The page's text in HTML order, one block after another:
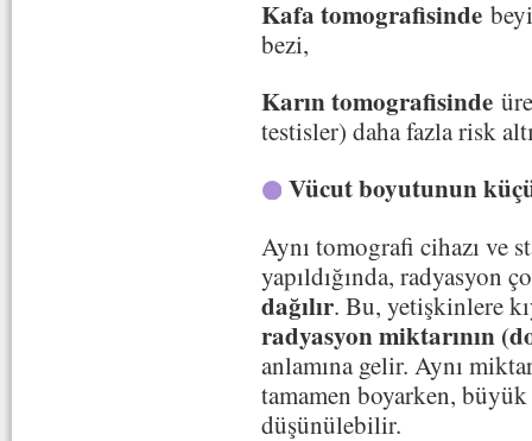
Kafa tomografisinde
bezi,
Karın tomografisinde
testisler) daha fazla risk
Vücut boyutunun
Aynı tomografi cihazı ve
yapıldığında, radyasyon
dağılır. Bu, yetişkinlere
radyasyon miktarının
anlamına gelir. Aynı
tamamen boyarken,
düşünülebilir.